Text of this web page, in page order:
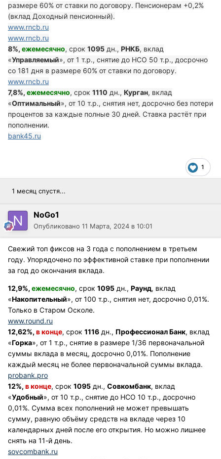
размере 60% от ставки по договору. Пенсионерам +0,2%
(вклад Доходный пенсионный).
www.rncb.ru
www.rncb.ru
8%, ежемесячно, срок 1095 дн., РНКБ, вклад
«Управляемый», от 1 т.р., снятие до НСО 50 т.р., досрочно
со 181 дня в размере 60% от ставки по договору.
www.rncb.ru
7,8%, ежемесячно, срок 1110 дн., Курган, вклад
«Оптимальный», от 10 т.р., снятия нет, досрочно без потери
процентов за каждые полные 30 дней. Ставка растёт при
пополнении.
bank45.ru
1
1 месяц спустя...
NoGo1
Опубликовано 11 Марта, 2024 в 10:01
Свежий топ фиксов на 3 года с пополнением в третьем
году. Упорядочено по эффективной ставке при пополнении
за год до окончания вклада.
12,9%, ежемесячно, срок 1095 дн., Раунд, вклад
«Накопительный», от 100 т.р., снятия нет, досрочно 0,01%.
Только в Старом Осколе.
www.round.ru
12,62%, в конце, срок 1116 дн., Профессионал Банк, вклад
«Горка», от 1 т.р., снятие в размере 1/36 первоначальной
суммы вклада в месяц, досрочно 0,01%. Пополнение
каждый месяц не более первоначальной суммы вклада.
probank.pro
12%, в конце, срок 1095 дн., Совкомбанк, вклад
«Удобный», от 10 т.р., снятие до НСО 10 т.р., досрочно
0,01%. Сумма всех пополнений не может превышать
сумму, равную объёму средств на вкладе через 10
календарных дней после его открытия. Но можно лишнее
снять на 11-й день.
sovcombank.ru